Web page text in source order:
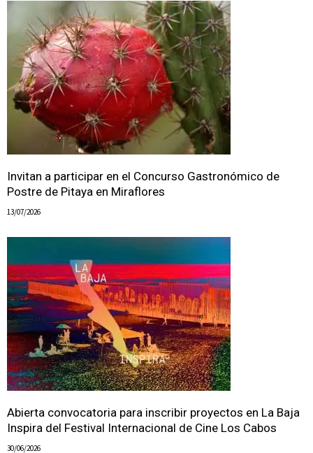
Invitan a participar en el Concurso Gastronómico de
Postre de Pitaya en Miraflores
13/07/2026
Abierta convocatoria para inscribir proyectos en La Baja
Inspira del Festival Internacional de Cine Los Cabos
30/06/2026